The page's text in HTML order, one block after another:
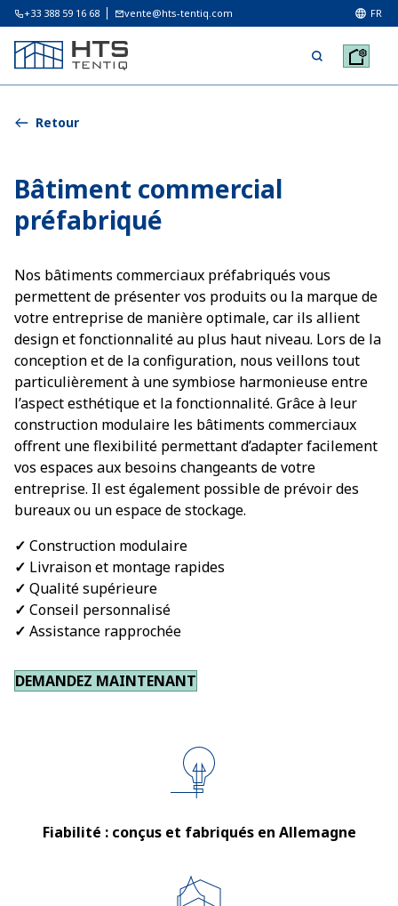
+33 388 59 16 68 vente@hts-tentiq.com FR
Retour
Bâtiment commercial
préfabriqué
Nos bâtiments commerciaux préfabriqués vous
permettent de présenter vos produits ou la marque de
votre entreprise de manière optimale, car ils allient
design et fonctionnalité au plus haut niveau. Lors de la
conception et de la configuration, nous veillons tout
particulièrement à une symbiose harmonieuse entre
l’aspect esthétique et la fonctionnalité. Grâce à leur
construction modulaire les bâtiments commerciaux
offrent une flexibilité permettant d’adapter facilement
vos espaces aux besoins changeants de votre
entreprise. Il est également possible de prévoir des
bureaux ou un espace de stockage.
✓ Construction modulaire
✓ Livraison et montage rapides
✓ Qualité supérieure
✓ Conseil personnalisé
✓ Assistance rapprochée
DEMANDEZ MAINTENANT
Fiabilité : conçus et fabriqués en Allemagne